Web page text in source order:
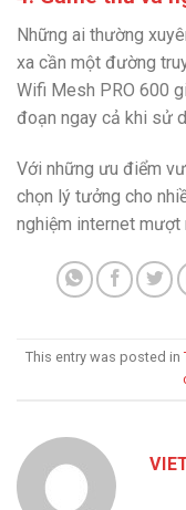
Những ai thường
xa cần một đường
Wifi Mesh PRO 600
đoạn ngay cả khi sử
Với những ưu điểm
chọn lý tưởng cho
nghiệm internet mượt
This entry was posted in